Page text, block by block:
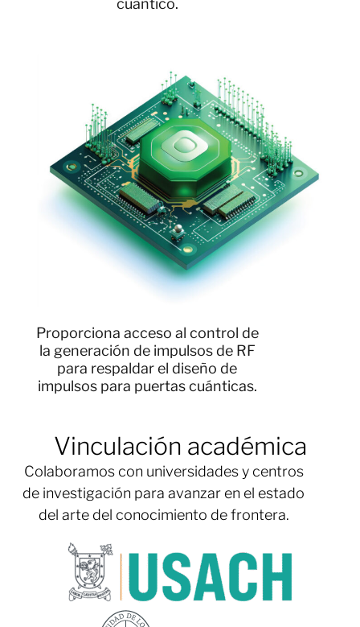
cuántico.
Proporciona acceso al control de
la generación de impulsos de RF
para respaldar el diseño de
impulsos para puertas cuánticas.
Vinculación académica
Colaboramos con universidades y centros
de investigación para avanzar en el estado
del arte del conocimiento de frontera.